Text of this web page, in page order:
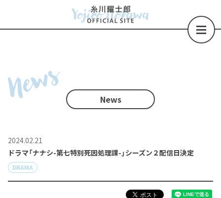
News News
2024.02.21
ドラマ「ナナシ-第七特別死因処理課-」シーズン２配信日決定
DRAMA